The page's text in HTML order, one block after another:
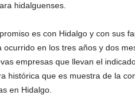
hidalguenses.
es con Hidalgo y con sus
en los tres años y dos
empresas que llevan el
histórica que es muestra de la
en Hidalgo.